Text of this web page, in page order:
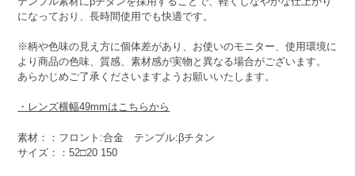
になっており、長時間使用でも快適です。
※柄や色味の見え方に個体差があり、お使いのモニター、使用環境に
より商品の色味、質感、素材感が実物と異なる場合がございます。
あらかじめご了承くださいますようお願いいたします。
・レンズ横幅49mmはこちらから
素材：：フロント:合金 テンプル:βチタン
サイズ：：52□20 150